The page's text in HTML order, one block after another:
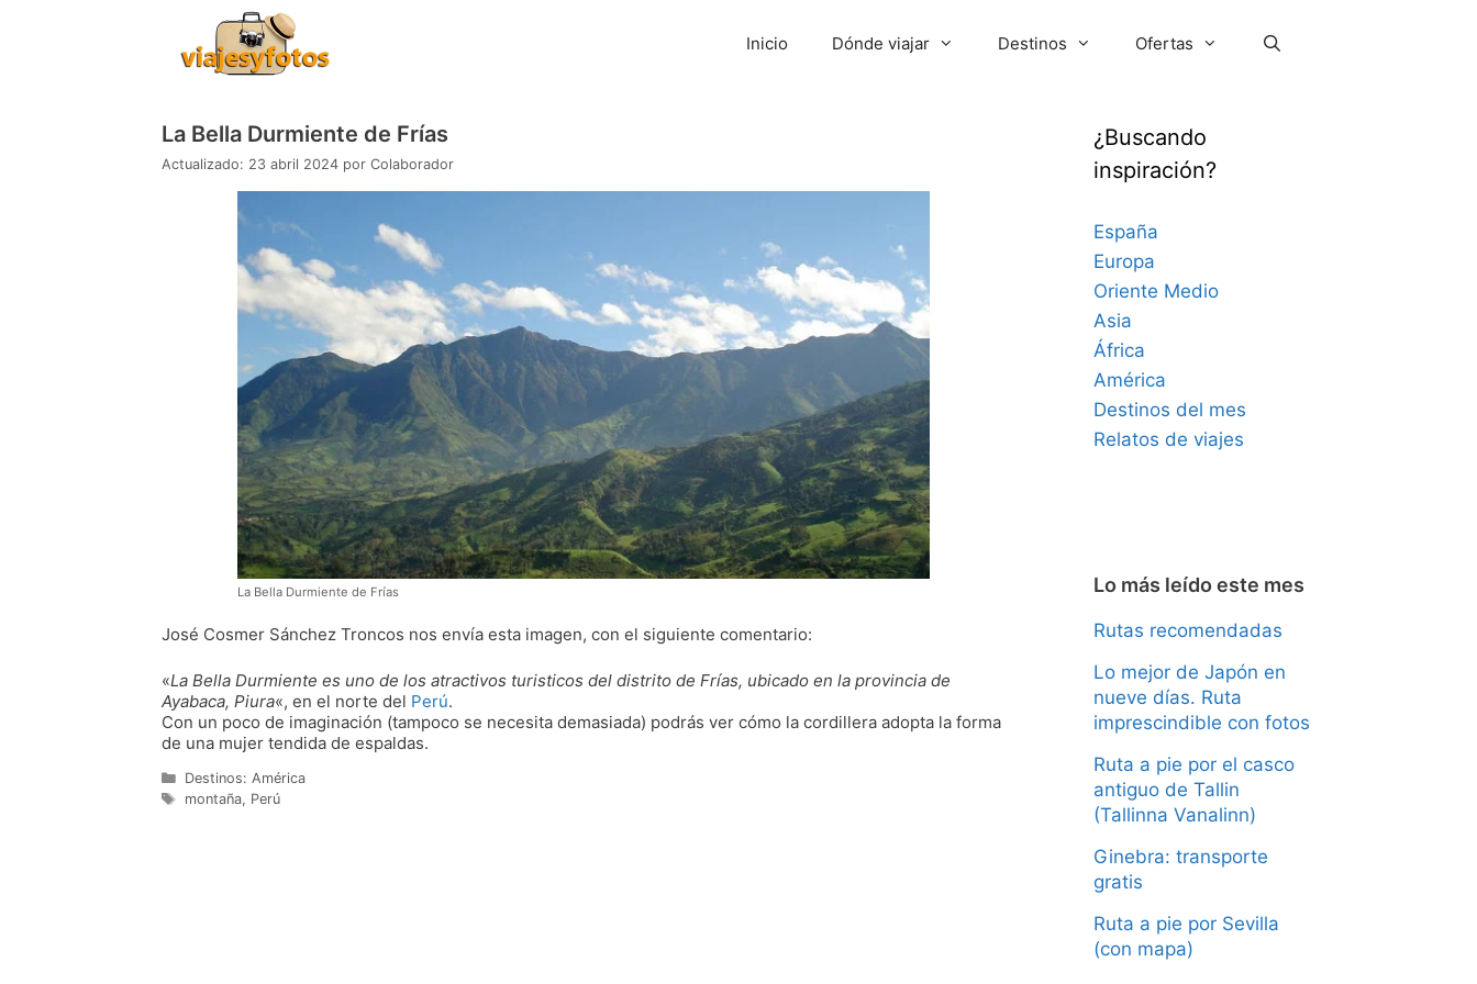
Inicio Dónde viajar Destinos Ofertas
La Bella Durmiente de Frías
23 abril 2024 por Colaborador
La Bella Durmiente de Frías
José Cosmer Sánchez Troncos nos envía esta imagen, con el siguiente comentario:
«La Bella Durmiente es uno de los atractivos turisticos del distrito de Frías, ubicado en la provincia de
Ayabaca, Piura«, en el norte del Perú.
Con un poco de imaginación (tampoco se necesita demasiada) podrás ver cómo la cordillera adopta la forma
de una mujer tendida de espaldas.
Categorías
Destinos: América
Etiquetas
montaña, Perú
¿Buscando
inspiración?
España
Europa
Oriente Medio
Asia
África
América
Destinos del mes
Relatos de viajes
Lo más leído este mes
Rutas recomendadas
Lo mejor de Japón en
nueve días. Ruta
imprescindible con fotos
Ruta a pie por el casco
antiguo de Tallin
(Tallinna Vanalinn)
Ginebra: transporte
gratis
Ruta a pie por Sevilla
(con mapa)